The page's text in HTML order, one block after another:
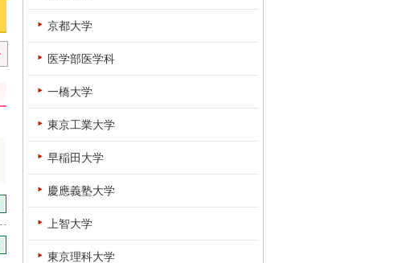
京都大学
医学部医学科
一橋大学
東京工業大学
早稲田大学
慶應義塾大学
上智大学
東京理科大学